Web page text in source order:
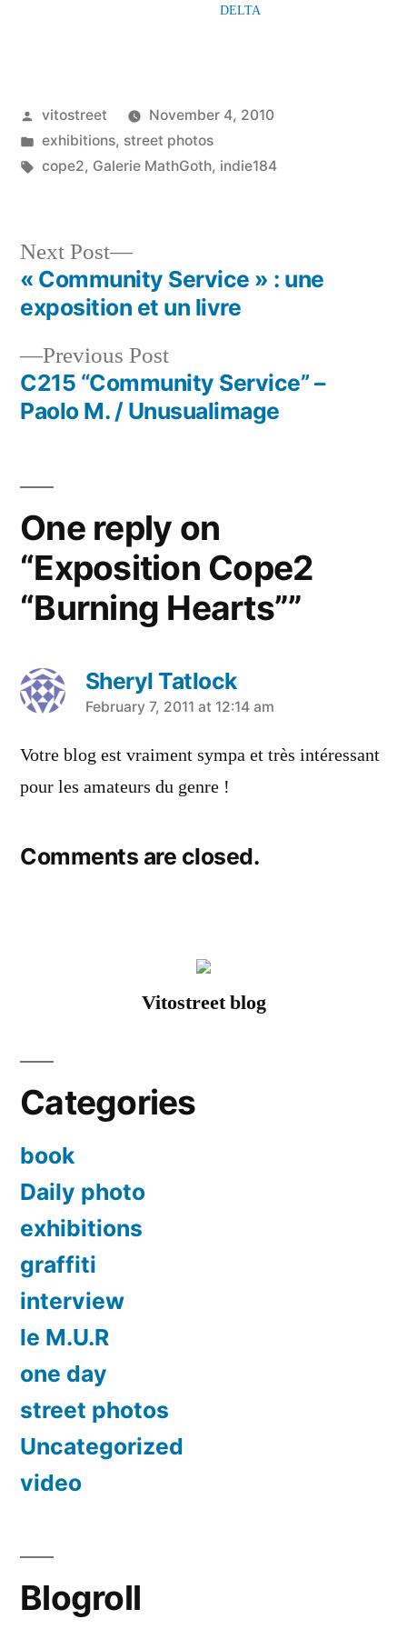
DELTA
Posted
by
vitostreet
November 4, 2010
Posted
in
exhibitions, street photos
Tags:
cope2, Galerie MathGoth, indie184
Post
navigation
Previous PostPrevious
post:
C215 “Community Service” –
Paolo M. / Unusualimage
Next Post
Next
post:
« Community Service » : une
exposition et un livre
One reply on
“Exposition Cope2
“Burning Hearts””
Sheryl Tatlock
says:
February 7, 2011 at 12:14 am
Votre blog est vraiment sympa et très intéressant
pour les amateurs du genre !
Comments are closed.
Vitostreet blog
Categories
book
Daily photo
exhibitions
graffiti
interview
le M.U.R
one day
street photos
Uncategorized
video
Blogroll